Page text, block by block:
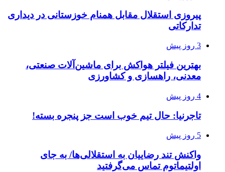
پیروزی استقلال مقابل همنام خوزستانی در دیداری
تدارکاتی
3 روز پیش
بهترین فیلتر هواکش برای ماشین‌آلات صنعتی،
معدنی، راهسازی و کشاورزی
4 روز پیش
تاجرنیا: حال تیم خوب است جز پنجره بسته!
5 روز پیش
واکنش تند رضاییان به استقلالی‌ها/ به جای
اولتیماتوم تماس می‌گرفتید